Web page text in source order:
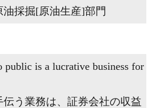
採掘[原油生産]部門
public is a lucrative business for
う業務は、証券会社の収益